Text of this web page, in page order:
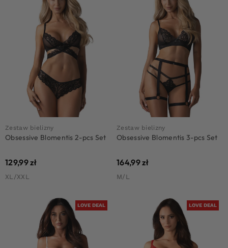
Zestaw bielizny
Obsessive Blomentis 2-pcs Set
129,99zł
XL/XXL
Zestaw bielizny
Obsessive Blomentis 3-pcs Set
164,99zł
M/L
LOVE DEAL LOVE DEAL